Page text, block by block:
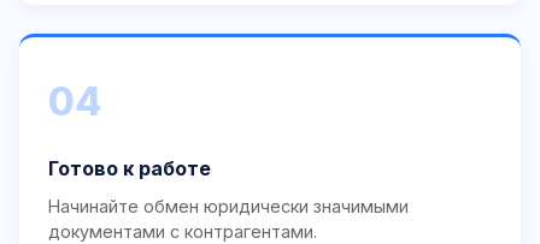
04
Готово к работе
Начинайте обмен юридически значимыми
документами с контрагентами.